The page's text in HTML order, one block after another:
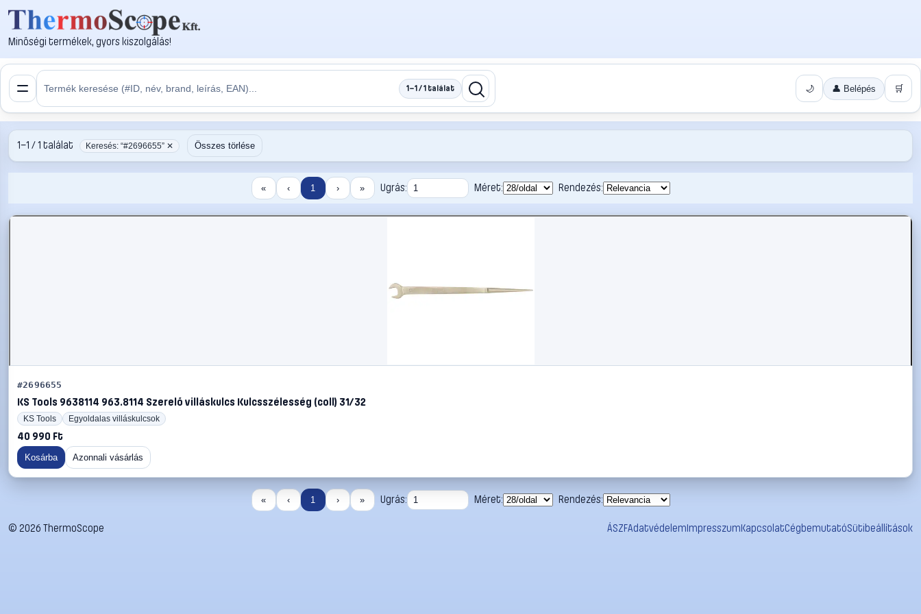
Minőségi termékek, gyors kiszolgálás!
1–1 / 1 találat 🌙 👤 Belépés 🛒
1–1 / 1 találat Keresés: “#2696655” ✕ Összes törlése
« ‹ 1 › » Ugrás: Méret: Rendezés:
#2696655
KS Tools 9638114 963.8114 Szerelő villáskulcs Kulcsszélesség (coll) 31/32
KS Tools Egyoldalas villáskulcsok
40 990 Ft
Kosárba Azonnali vásárlás
« ‹ 1 › » Ugrás: Méret: Rendezés:
© 2026 ThermoScope ÁSZFAdatvédelemImpresszumKapcsolatCégbemutatóSütibeállítások